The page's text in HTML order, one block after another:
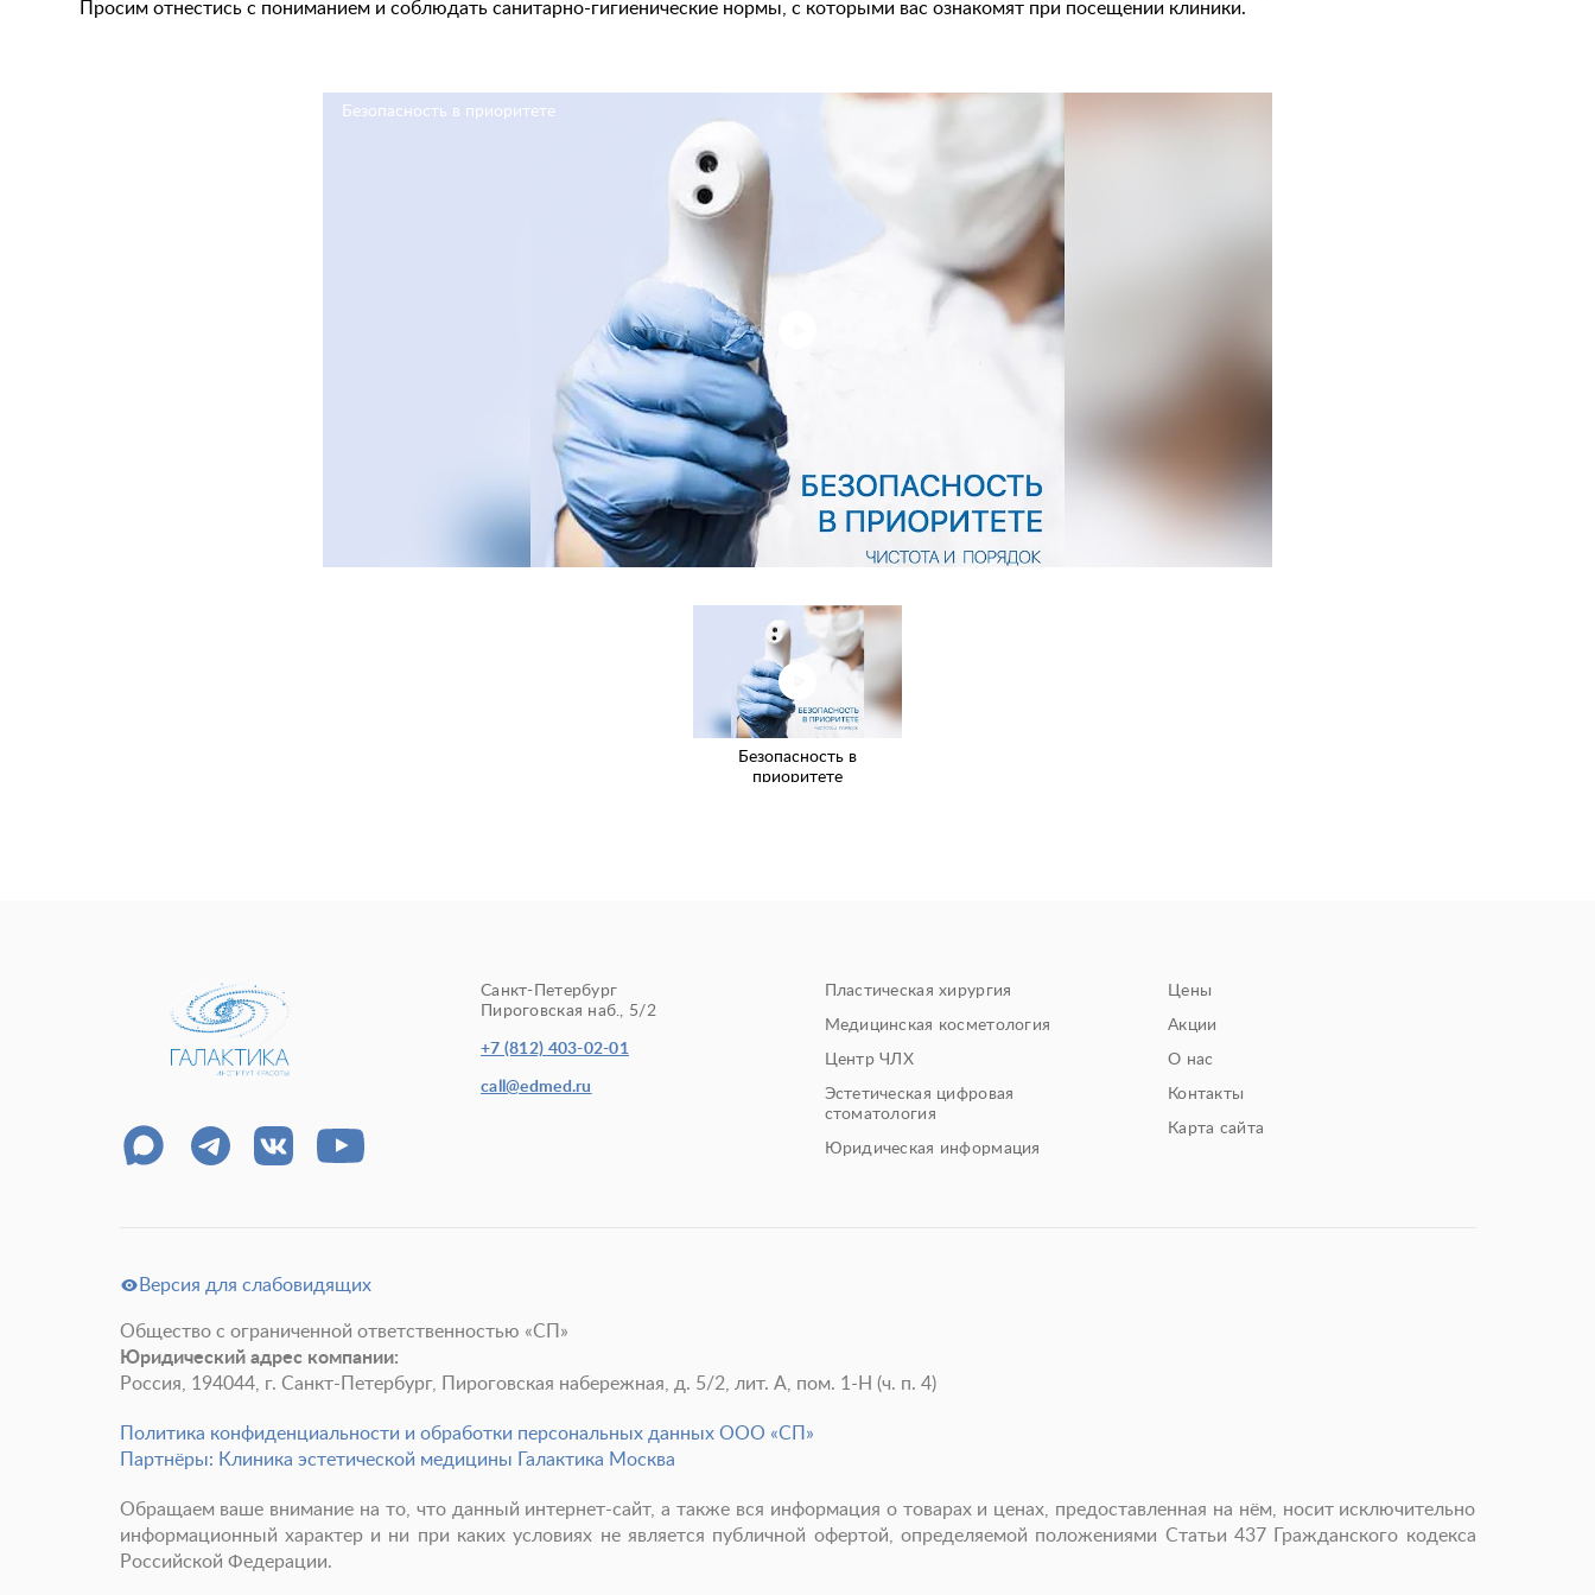
Просим отнестись с пониманием и соблюдать санитарно-гигиенические нормы, с которыми вас ознакомят при посещении клиники.
Безопасность в приоритете
Безопасность в
приоритете
Санкт-Петербург
Пироговская наб., 5/2
+7 (812) 403-02-01
call@edmed.ru
Пластическая хирургия
Медицинская косметология
Центр ЧЛХ
Эстетическая цифровая
стоматология
Юридическая информация
Цены
Акции
О нас
Контакты
Карта сайта
Версия для слабовидящих
Общество с ограниченной ответственностью «СП»
Юридический адрес компании:
Россия, 194044, г. Санкт-Петербург, Пироговская набережная, д. 5/2, лит. А, пом. 1-Н (ч. п. 4)
Политика конфиденциальности и обработки персональных данных ООО «СП»
Партнёры: Клиника эстетической медицины Галактика Москва
Обращаем ваше внимание на то, что данный интернет-сайт, а также вся информация о товарах и ценах, предоставленная на нём, носит исключительно
информационный характер и ни при каких условиях не является публичной офертой, определяемой положениями Статьи 437 Гражданского кодекса
Российской Федерации.